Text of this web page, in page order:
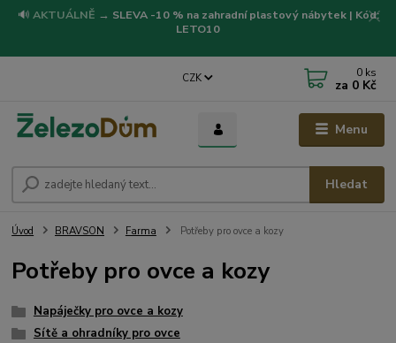
🔊 AKTUÁLNĚ → SLEVA -10 % na zahradní plastový nábytek | Kód:
LETO10
Menu
CZK
Hledat
0 ks
za 0 Kč
Úvod BRAVSON Farma Potřeby pro ovce a kozy
Potřeby pro ovce a kozy
Napáječky pro ovce a kozy
Sítě a ohradníky pro ovce